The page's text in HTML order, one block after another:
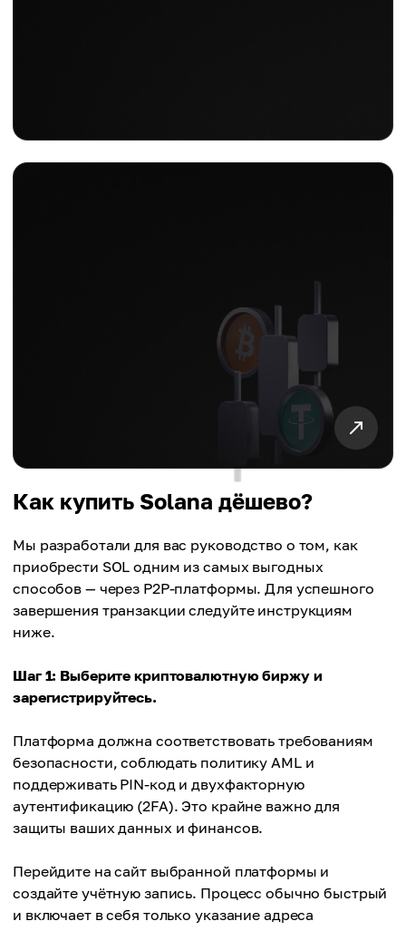
Как купить Solana дёшево?
Мы разработали для вас руководство о том, как
приобрести SOL одним из самых выгодных
способов — через P2P-платформы. Для успешного
завершения транзакции следуйте инструкциям
ниже.
Шаг 1: Выберите криптовалютную биржу и
зарегистрируйтесь.
Платформа должна соответствовать требованиям
безопасности, соблюдать политику AML и
поддерживать PIN-код и двухфакторную
аутентификацию (2FA). Это крайне важно для
защиты ваших данных и финансов.
Перейдите на сайт выбранной платформы и
создайте учётную запись. Процесс обычно быстрый
и включает в себя только указание адреса